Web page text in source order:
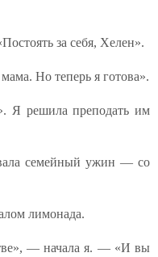
за себя, Хелен».
Но теперь я готова».
Я решила преподать им
семейный ужин — со
лимонада.
— начала я. — «И вы